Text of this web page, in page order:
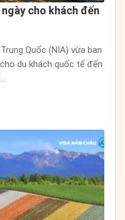
cho khách đến
Quốc (NIA) vừa ban
du khách quốc tế đến